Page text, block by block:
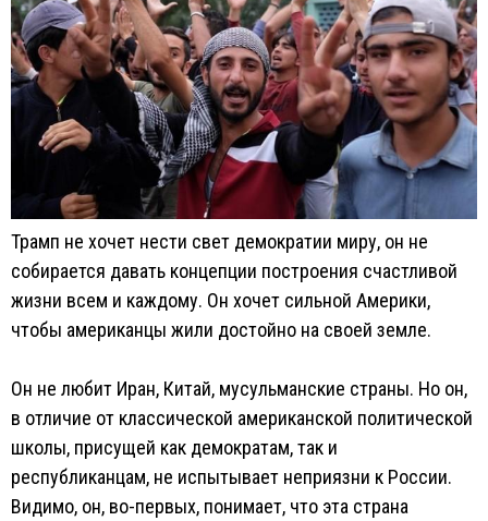
Трамп не хочет нести свет демократии миру, он не
собирается давать концепции построения счастливой
жизни всем и каждому. Он хочет сильной Америки,
чтобы американцы жили достойно на своей земле.
Он не любит Иран, Китай, мусульманские страны. Но он,
в отличие от классической американской политической
школы, присущей как демократам, так и
республиканцам, не испытывает неприязни к России.
Видимо, он, во-первых, понимает, что эта страна